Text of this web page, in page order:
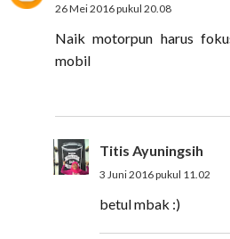
26 Mei 2016 pukul 20.08
Naik motorpun harus
mobil
Titis Ayuningsih
3 Juni 2016 pukul 11.02
betul mbak :)